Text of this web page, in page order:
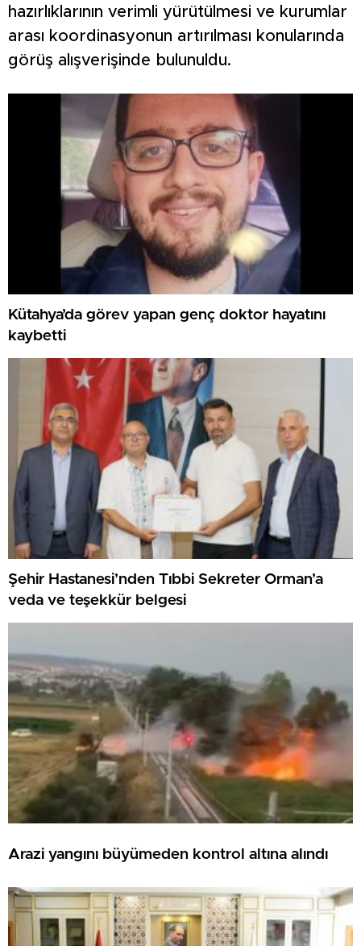
hazırlıklarının verimli yürütülmesi ve kurumlar
arası koordinasyonun artırılması konularında
görüş alışverişinde bulunuldu.
Kütahya’da görev yapan genç doktor hayatını
kaybetti
Şehir Hastanesi’nden Tıbbi Sekreter Orman’a
veda ve teşekkür belgesi
Arazi yangını büyümeden kontrol altına alındı